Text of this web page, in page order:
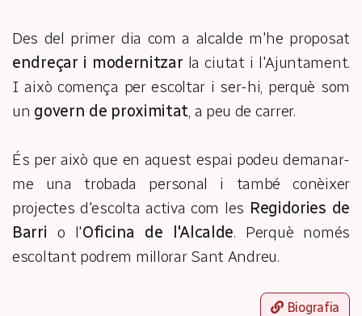
Des del primer dia com a alcalde m'he proposat
endreçar i modernitzar la ciutat i l'Ajuntament.
I això comença per escoltar i ser-hi, perquè som
un govern de proximitat, a peu de carrer.
És per això que en aquest espai podeu demanar-
me una trobada personal i també conèixer
projectes d'escolta activa com les Regidories de
Barri o l'Oficina de l'Alcalde. Perquè només
escoltant podrem millorar Sant Andreu.
Biografia